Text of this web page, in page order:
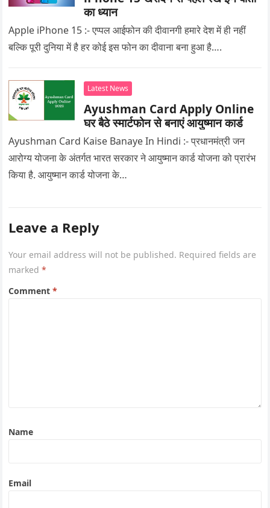
का ध्यान
Apple iPhone 15 :- एप्पल आईफोन की दीवानगी हमारे देश में ही नहीं
बल्कि पूरी दुनिया में है हर कोई इस फोन का दीवाना बना हुआ है….
Latest News
Ayushman Card Apply Online
घर बैठे स्मार्टफोन से बनाएं आयुष्मान कार्ड
Ayushman Card Kaise Banaye In Hindi :- प्रधानमंत्री जन
आरोग्य योजना के अंतर्गत भारत सरकार ने आयुष्मान कार्ड योजना को प्रारंभ
किया है. आयुष्मान कार्ड योजना के…
Leave a Reply
Your email address will not be published. Required fields are
marked*
Comment*
Name
Email